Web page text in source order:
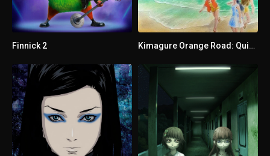
Finnick 2 Kimagure Orange Road: Quiero volver a ese día